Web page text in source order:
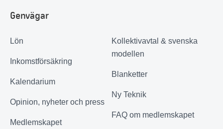
Genvägar
Lön
Inkomstförsäkring
Kalendarium
Opinion, nyheter och press
Medlemskapet
Kollektivavtal & svenska
modellen
Blanketter
Ny Teknik
FAQ om medlemskapet